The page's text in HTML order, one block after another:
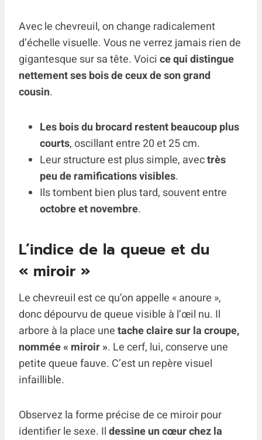
Avec le chevreuil, on change radicalement
d’échelle visuelle. Vous ne verrez jamais rien de
gigantesque sur sa tête. Voici ce qui distingue
nettement ses bois de ceux de son grand
cousin.
Les bois du brocard restent beaucoup plus
courts, oscillant entre 20 et 25 cm.
Leur structure est plus simple, avectrès
peu de ramifications visibles.
Ils tombent bien plus tard, souvent entre
octobre et novembre.
L’indice de la queue et du
« miroir »
Le chevreuil est ce qu’on appelle « anoure »,
donc dépourvu de queue visible à l’œil nu. Il
arbore à la place unetache claire sur la croupe,
nommée « miroir ». Le cerf, lui, conserve une
petite queue fauve. C’est un repère visuel
infaillible.
Observez la forme précise de ce miroir pour
identifier le sexe. Ildessine un cœur chez la